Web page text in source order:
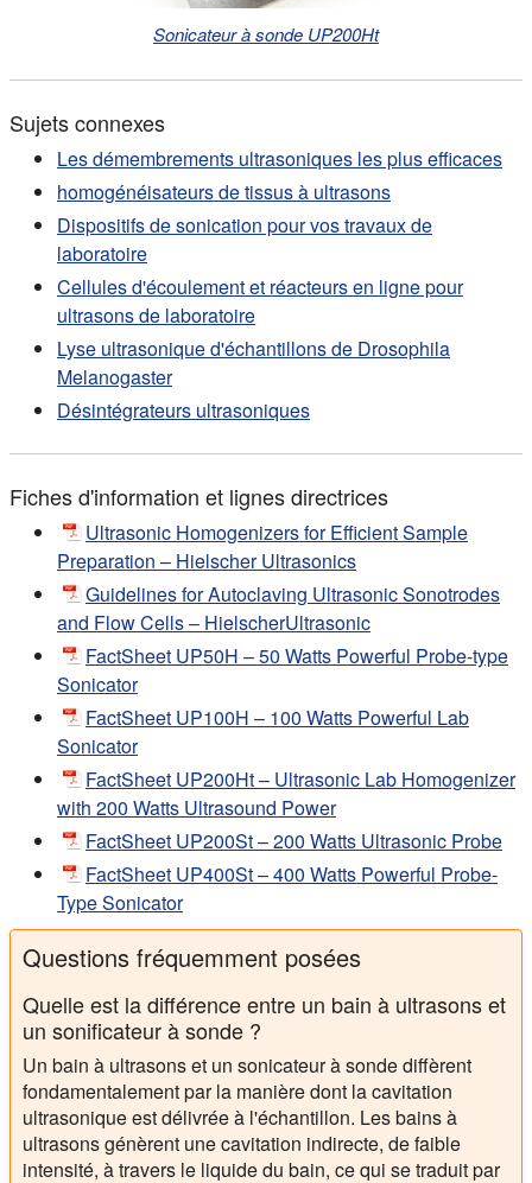
Sonicateur à sonde UP200Ht
Sujets connexes
Les démembrements ultrasoniques les plus efficaces
homogénéisateurs de tissus à ultrasons
Dispositifs de sonication pour vos travaux de
laboratoire
Cellules d'écoulement et réacteurs en ligne pour
ultrasons de laboratoire
Lyse ultrasonique d'échantillons de Drosophila
Melanogaster
Désintégrateurs ultrasoniques
Fiches d'information et lignes directrices
Ultrasonic Homogenizers for Efficient Sample
Preparation – Hielscher Ultrasonics
Guidelines for Autoclaving Ultrasonic Sonotrodes
and Flow Cells – HielscherUltrasonic
FactSheet UP50H – 50 Watts Powerful Probe-type
Sonicator
FactSheet UP100H – 100 Watts Powerful Lab
Sonicator
FactSheet UP200Ht – Ultrasonic Lab Homogenizer
with 200 Watts Ultrasound Power
FactSheet UP200St – 200 Watts Ultrasonic Probe
FactSheet UP400St – 400 Watts Powerful Probe-
Type Sonicator
Questions fréquemment posées
Quelle est la différence entre un bain à ultrasons et
un sonificateur à sonde ?
Un bain à ultrasons et un sonicateur à sonde diffèrent
fondamentalement par la manière dont la cavitation
ultrasonique est délivrée à l'échantillon. Les bains à
ultrasons génèrent une cavitation indirecte, de faible
intensité, à travers le liquide du bain, ce qui se traduit par